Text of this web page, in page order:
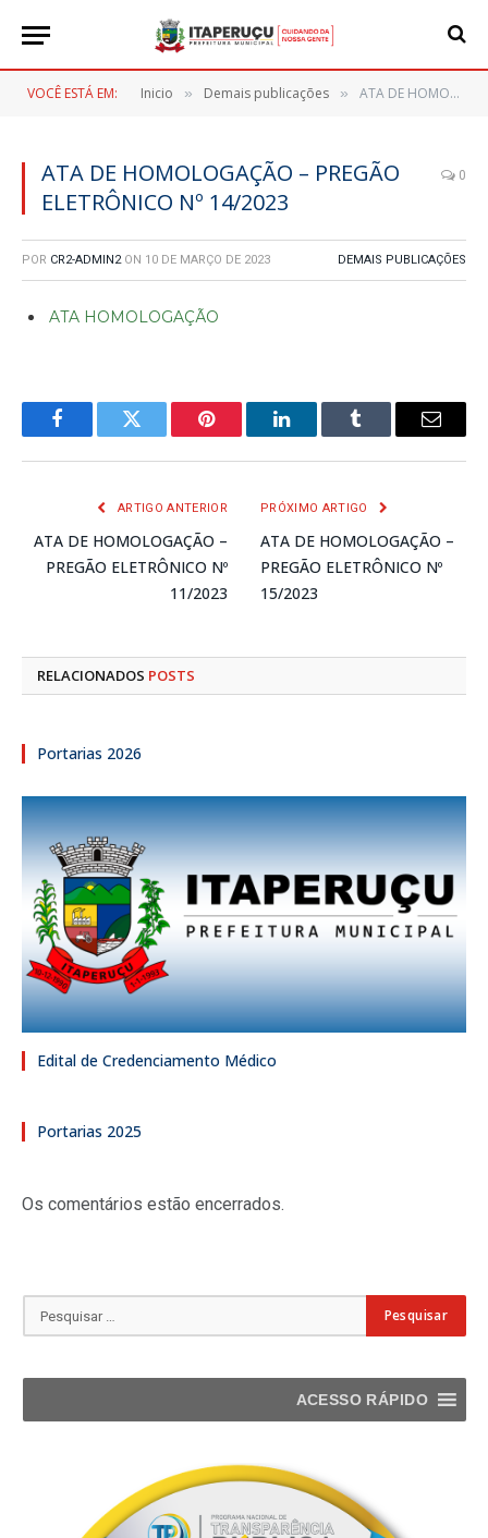
VOCÊ ESTÁ EM: Inicio » Demais publicações » ATA DE HOMOLOGAÇÃO – PREGÃO ELETRÔNICO Nº 14/2023
ATA DE HOMOLOGAÇÃO – PREGÃO
ELETRÔNICO Nº 14/2023
0
POR CR2-ADMIN2 ON 10 DE MARÇO DE 2023 DEMAIS PUBLICAÇÕES
ATA HOMOLOGAÇÃO
FacebookTwitter Pinterest LinkedInTumblr
E-
ARTIGO ANTERIOR
ATA DE HOMOLOGAÇÃO –
PREGÃO ELETRÔNICO Nº
11/2023
PRÓXIMO ARTIGO
ATA DE HOMOLOGAÇÃO –
PREGÃO ELETRÔNICO Nº
15/2023
RELACIONADOS POSTS
Portarias 2026
Edital de Credenciamento Médico
Portarias 2025
Os comentários estão encerrados.
ACESSO RÁPIDO